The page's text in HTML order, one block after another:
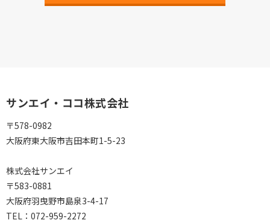
サンエイ・ココ株式会社
〒578-0982
大阪府東大阪市吉田本町1-5-23
株式会社サンエイ
〒583-0881
大阪府羽曳野市島泉3-4-17
TEL：072-959-2272